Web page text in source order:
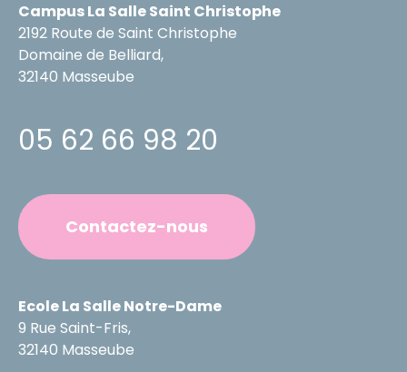
Campus La Salle Saint Christophe
2192 Route de Saint Christophe
Domaine de Belliard,
32140 Masseube
05 62 66 98 20
Contactez-nous
Ecole La Salle Notre-Dame
9 Rue Saint-Fris,
32140 Masseube